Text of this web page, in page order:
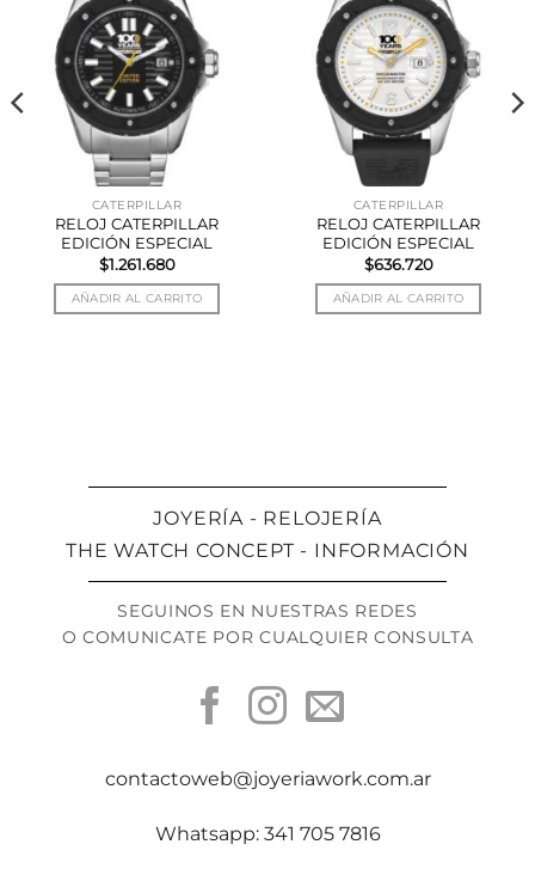
CATERPILLAR
RELOJ CATERPILLAR
EDICIÓN ESPECIAL
$1.261.680
AÑADIR AL CARRITO
CATERPILLAR
RELOJ CATERPILLAR
EDICIÓN ESPECIAL
$636.720
AÑADIR AL CARRITO
JOYERÍA - RELOJERÍA
THE WATCH CONCEPT - INFORMACIÓN
SEGUINOS EN NUESTRAS REDES
O COMUNICATE POR CUALQUIER CONSULTA
contactoweb@joyeriawork.com.ar
Whatsapp: 341 705 7816